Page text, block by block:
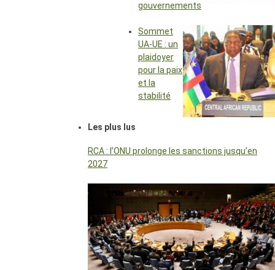
gouvernements
Sommet
UA-UE : un
plaidoyer
pour la paix
et la
stabilité
Les plus lus
RCA : l’ONU prolonge les sanctions jusqu’en
2027